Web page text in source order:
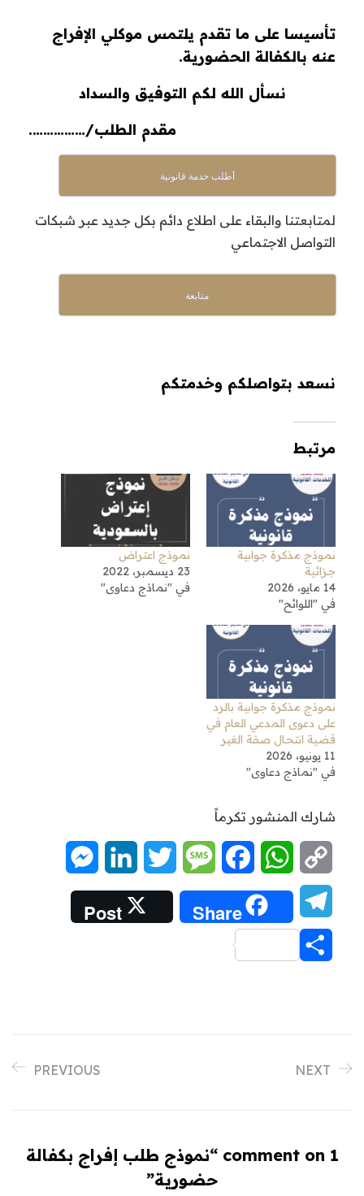
تأسيسا على ما تقدم يلتمس موكلي الإفراج
عنه بالكفالة الحضورية.
نسأل الله لكم التوفيق والسداد
مقدم الطلب/…………….
أطلب خدمة قانونية
لمتابعتنا والبقاء على اطلاع دائم بكل جديد عبر شبكات
التواصل الاجتماعي
متابعة
نسعد بتواصلكم وخدمتكم
مرتبط
نموذج مذكرة جوابية
جزائية
14 مايو، 2026
في "اللوائح"
نموذج اعتراض
23 ديسمبر، 2022
في "نماذج دعاوى"
نموذج مذكرة جوابية بالرد
على دعوى المدعي العام في
قضية انتحال صفة الغير
11 يونيو، 2026
في "نماذج دعاوى"
شارك المنشور تكرماً
Copy
Link
WhatsApp
Facebook
Message
Twitter
LinkedIn
Telegram
Share
Post
PREVIOUS NEXT
1 comment on “
نموذج طلب إفراج بكفالة
حضورية”